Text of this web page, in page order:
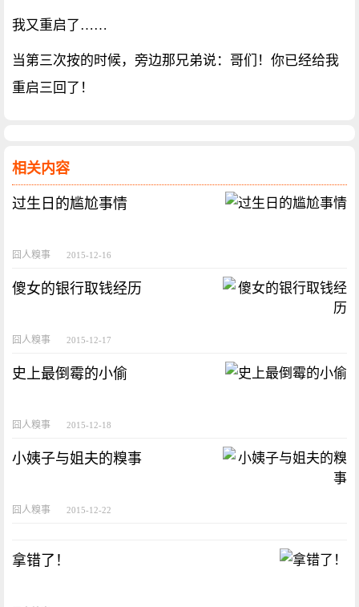
我又重启了……
当第三次按的时候，旁边那兄弟说：哥们！你已经给我
重启三回了！
相关内容
过生日的尴尬事情
囧人糗事 2015-12-16
傻女的银行取钱经历
囧人糗事 2015-12-17
史上最倒霉的小偷
囧人糗事 2015-12-18
小姨子与姐夫的糗事
囧人糗事 2015-12-22
拿错了！